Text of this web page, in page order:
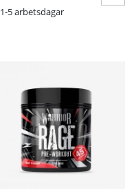
1-5 arbetsdagar